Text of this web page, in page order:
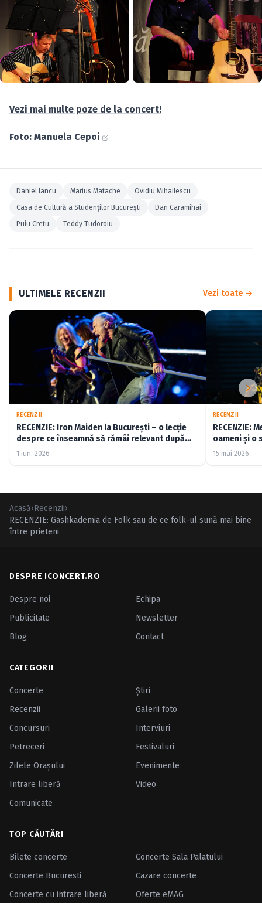
Vezi mai multe poze de la concert!
Foto: Manuela Cepoi
Daniel Iancu Marius Matache
Ovidiu Mihailescu
Casa de Cultură a Studenților București
Dan Caramihai
Puiu Cretu
Teddy Tudoroiu
ULTIMELE RECENZII Vezi toate →
RECENZII
RECENZIE: Iron Maiden la București – o lecție
despre ce înseamnă să rămâi relevant după
cincizeci de ani (FOTO)
1 iun. 2026
RECENZII
RECENZIE:
oameni și o
15 mai 2026
Acasă›Recenzii›
RECENZIE: Gashkademia de Folk sau de ce folk-ul sună mai bine
între prieteni
DESPRE ICONCERT.RO
Despre noi
Echipa
Publicitate
Newsletter
Blog
Contact
CATEGORII
Concerte
Ştiri
Recenzii
Galerii foto
Concursuri
Interviuri
Petreceri
Festivaluri
Zilele Oraşului
Evenimente
Intrare liberă
Video
Comunicate
TOP CĂUTĂRI
Bilete concerte
Concerte Sala Palatului
Concerte Bucuresti
Cazare concerte
Concerte cu intrare liberă
Oferte eMAG